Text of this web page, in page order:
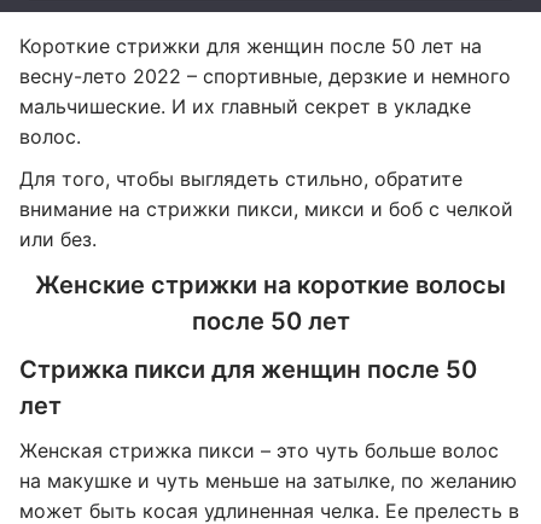
Короткие стрижки для женщин после 50 лет на
весну-лето 2022 – спортивные, дерзкие и немного
мальчишеские. И их главный секрет в укладке
волос.
Для того, чтобы выглядеть стильно, обратите
внимание на стрижки пикси, микси и боб с челкой
или без.
Женские стрижки на короткие волосы
после 50 лет
Стрижка пикси для женщин после 50
лет
Женская стрижка пикси – это чуть больше волос
на макушке и чуть меньше на затылке, по желанию
может быть косая удлиненная челка. Ее прелесть в